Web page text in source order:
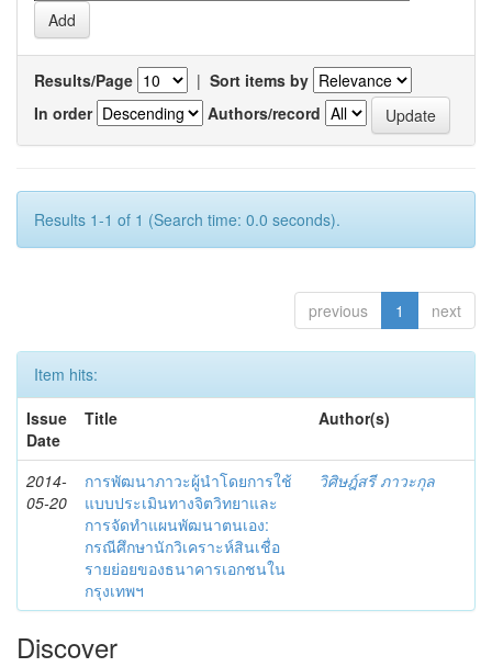
Results/Page | Sort items by
In order
Authors/record
Results 1-1 of 1 (Search time: 0.0 seconds).
previous 1 next
Item hits:
Issue
Date
Title Author(s)
2014-
05-20
การพัฒนาภาวะผู้นำโดยการใช้
แบบประเมินทางจิตวิทยาและ
การจัดทำแผนพัฒนาตนเอง:
กรณีศึกษานักวิเคราะห์สินเชื่อ
รายย่อยของธนาคารเอกชนใน
กรุงเทพฯ
วิศิษฎ์สรี ภาวะกุล
Discover